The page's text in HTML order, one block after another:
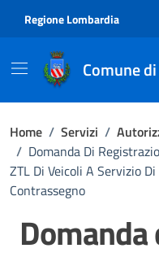
Regione Lombardia
Comune
Home / Servizi /
/ Domanda Di
ZTL Di Veicoli A Servizio
Contrassegno
Domanda